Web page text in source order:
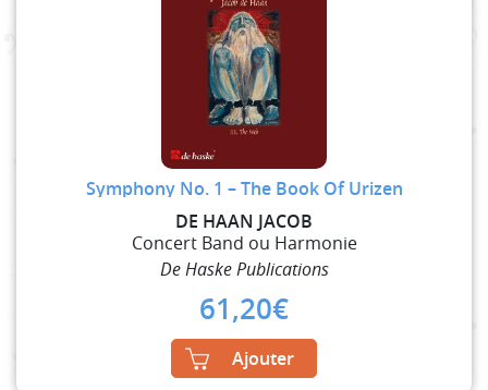
Symphony No. 1 – The Book Of Urizen
DE HAAN JACOB
Concert Band ou Harmonie
De Haske Publications
61,20€
Ajouter